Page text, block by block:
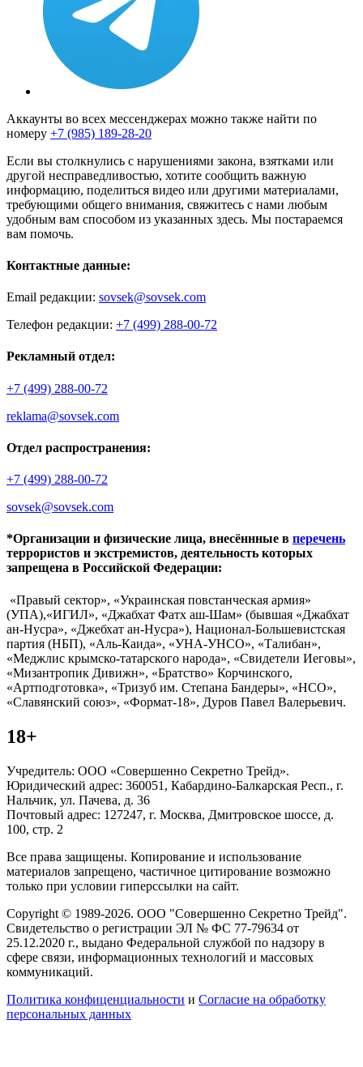
Аккаунты во всех мессенджерах можно также найти по
номеру +7 (985) 189-28-20
Если вы столкнулись с нарушениями закона, взятками или
другой несправедливостью, хотите сообщить важную
информацию, поделиться видео или другими материалами,
требующими общего внимания, свяжитесь с нами любым
удобным вам способом из указанных здесь. Мы постараемся
вам помочь.
Контактные данные:
Email редакции: sovsek@sovsek.com
Телефон редакции: +7 (499) 288-00-72
Рекламный отдел:
+7 (499) 288-00-72
reklama@sovsek.com
Отдел распространения:
+7 (499) 288-00-72
sovsek@sovsek.com
*Организации и физические лица, внесённные в перечень
террористов и экстремистов, деятельность которых
запрещена в Российской Федерации:
«Правый сектор», «Украинская повстанческая армия»
(УПА),«ИГИЛ», «Джабхат Фатх аш-Шам» (бывшая «Джабхат
ан-Нусра», «Джебхат ан-Нусра»), Национал-Большевистская
партия (НБП), «Аль-Каида», «УНА-УНСО», «Талибан»,
«Меджлис крымско-татарского народа», «Свидетели Иеговы»,
«Мизантропик Дивижн», «Братство» Корчинского,
«Артподготовка», «Тризуб им. Степана Бандеры», «НСО»,
«Славянский союз», «Формат-18», Дуров Павел Валерьевич.
18+
Учредитель: ООО «Совершенно Секретно Трейд».
Юридический адрес: 360051, Кабардино-Балкарская Респ., г.
Нальчик, ул. Пачева, д. 36
Почтовый адрес: 127247, г. Москва, Дмитровское шоссе, д.
100, стр. 2
Все права защищены. Копирование и использование
материалов запрещено, частичное цитирование возможно
только при условии гиперссылки на сайт.
Copyright © 1989-2026. ООО "Совершенно Секретно Трейд".
Свидетельство о регистрации ЭЛ № ФС 77-79634 от
25.12.2020 г., выдано Федеральной службой по надзору в
сфере связи, информационных технологий и массовых
коммуникаций.
Политика конфиценциальности и Согласие на обработку
персональных данных